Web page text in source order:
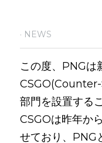
· NEWS
この度、PNGは
部門を設置する
CSGOは昨年か
せており、PNG